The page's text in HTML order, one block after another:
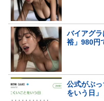
バイアグ
裕」980円
公式がぶ
をいう日